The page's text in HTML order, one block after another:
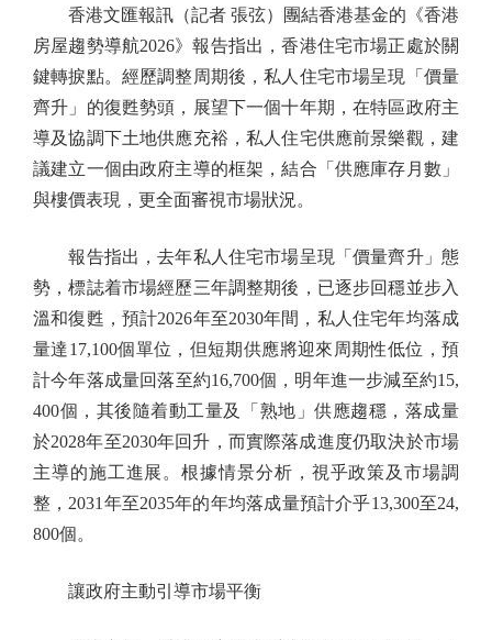
香港文匯報訊（記者 張弦）團結香港基金的《香港
房屋趨勢導航2026》報告指出，香港住宅市場正處於關
鍵轉捩點。經歷調整周期後，私人住宅市場呈現「價量
齊升」的復甦勢頭，展望下一個十年期，在特區政府主
導及協調下土地供應充裕，私人住宅供應前景樂觀，建
議建立一個由政府主導的框架，結合「供應庫存月數」
與樓價表現，更全面審視市場狀況。
報告指出，去年私人住宅市場呈現「價量齊升」態
勢，標誌着市場經歷三年調整期後，已逐步回穩並步入
溫和復甦，預計2026年至2030年間，私人住宅年均落成
量達17,100個單位，但短期供應將迎來周期性低位，預
計今年落成量回落至約16,700個，明年進一步減至約15,
400個，其後隨着動工量及「熟地」供應趨穩，落成量
於2028年至2030年回升，而實際落成進度仍取決於市場
主導的施工進展。根據情景分析，視乎政策及市場調
整，2031年至2035年的年均落成量預計介乎13,300至24,
800個。
讓政府主動引導市場平衡